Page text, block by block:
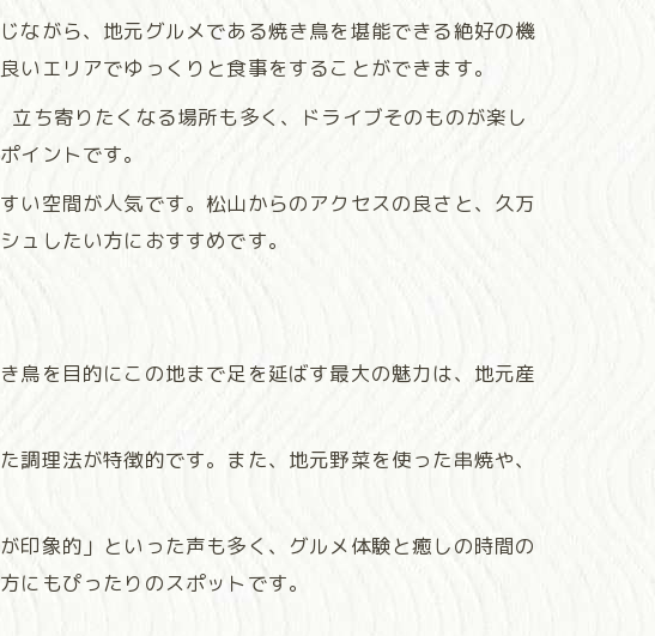
ながら、地元グルメである焼き鳥を堪能できる絶好の機
エリアでゆっくりと食事をすることができます。
ち寄りたくなる場所も多く、ドライブそのものが楽し
イントです。
い空間が人気です。松山からのアクセスの良さと、久万
ュしたい方におすすめです。
鳥を目的にこの地まで足を延ばす最大の魅力は、地元産
理法が特徴的です。また、地元野菜を使った串焼や、
印象的」といった声も多く、グルメ体験と癒しの時間の
もぴったりのスポットです。